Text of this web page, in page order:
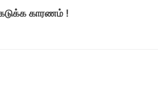
காரணம் !